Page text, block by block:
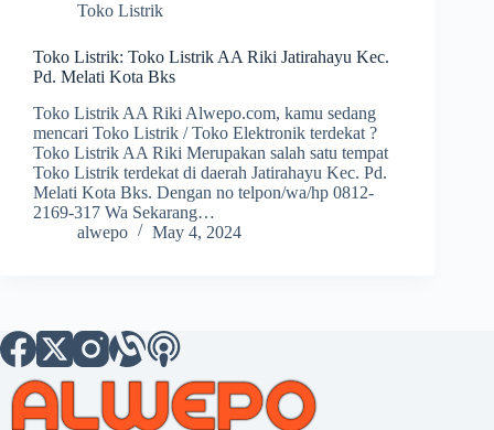
Toko Listrik
Toko Listrik: Toko Listrik AA Riki Jatirahayu Kec.
Pd. Melati Kota Bks
Toko Listrik AA Riki Alwepo.com, kamu sedang
mencari Toko Listrik / Toko Elektronik terdekat ?
Toko Listrik AA Riki Merupakan salah satu tempat
Toko Listrik terdekat di daerah Jatirahayu Kec. Pd.
Melati Kota Bks. Dengan no telpon/wa/hp 0812-
2169-317 Wa Sekarang…
alwepo
May 4, 2024